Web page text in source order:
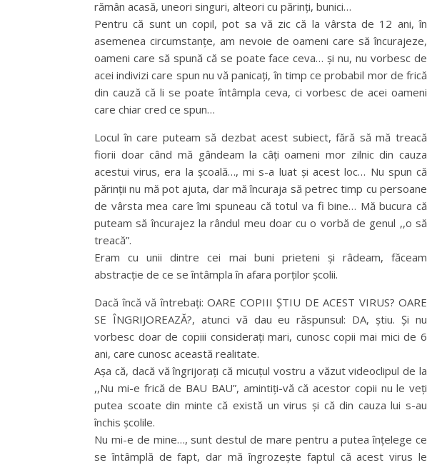
rămân acasă, uneori singuri, alteori cu părinți, bunici…
Pentru că sunt un copil, pot sa vă zic că la vârsta de 12 ani, în
asemenea circumstanțe, am nevoie de oameni care să încurajeze,
oameni care să spună că se poate face ceva… și nu, nu vorbesc de
acei indivizi care spun nu vă panicați, în timp ce probabil mor de frică
din cauză că li se poate întâmpla ceva, ci vorbesc de acei oameni
care chiar cred ce spun…
Locul în care puteam să dezbat acest subiect, fără să mă treacă
fiorii doar când mă gândeam la câți oameni mor zilnic din cauza
acestui virus, era la școală…, mi s-a luat și acest loc… Nu spun că
părinții nu mă pot ajuta, dar mă încuraja să petrec timp cu persoane
de vârsta mea care îmi spuneau că totul va fi bine… Mă bucura că
puteam să încurajez la rândul meu doar cu o vorbă de genul ,,o să
treacă”.
Eram cu unii dintre cei mai buni prieteni și râdeam, făceam
abstracție de ce se întâmpla în afara porților școlii.
Dacă încă vă întrebați: OARE COPIII ȘTIU DE ACEST VIRUS? OARE
SE ÎNGRIJOREAZĂ?, atunci vă dau eu răspunsul: DA, știu. Și nu
vorbesc doar de copiii considerați mari, cunosc copii mai mici de 6
ani, care cunosc această realitate.
Așa că, dacă vă îngrijorați că micuțul vostru a văzut videoclipul de la
,,Nu mi-e frică de BAU BAU”, amintiți-vă că acestor copii nu le veți
putea scoate din minte că există un virus și că din cauza lui s-au
închis școlile.
Nu mi-e de mine…, sunt destul de mare pentru a putea înțelege ce
se întâmplă de fapt, dar mă îngrozește faptul că acest virus le